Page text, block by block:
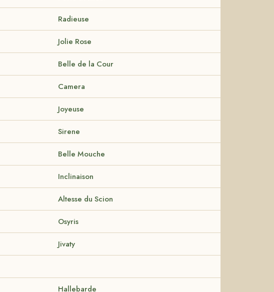
Radieuse
Jolie Rose
Belle de la Cour
Camera
Joyeuse
Sirene
Belle Mouche
Inclinaison
Altesse du Scion
Osyris
Jivaty
Hallebarde